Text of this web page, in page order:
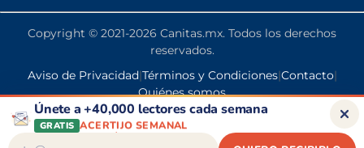
Copyright © 2021-2026 Canitas.mx. Todos los derechos
reservados.
Aviso de Privacidad|Términos y Condiciones|Contacto|
Quiénes somos
Únete a +40,000 lectores cada semana
GRATIS
PENSIÓN BIENESTAR
DESCUENTOS
CONSEJOS DE SALUD
ACERTIJO SEMANAL